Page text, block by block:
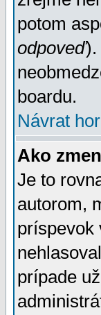
potom
odpoveď).
boardu.
Návrat
Ako
Je to
autorom,
príspevok
prípade